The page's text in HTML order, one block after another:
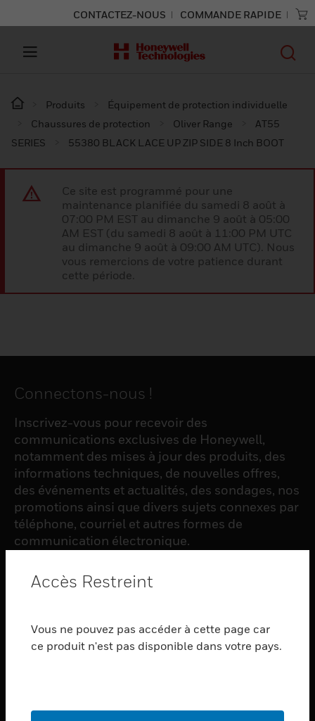
CONTACTEZ-NOUS COMMANDE RAPIDE
Produits
Équipement de protection individuelle
Chaussures de protection
Oliver Range
AT55
SERIES
55380 BLACK LACE UP ZIP SIDE 8 Inch BOOT
Ce site est programmé pour une
maintenance planifiée du samedi 8 août à
07:00 PM EST au dimanche 9 août à 05:00
AM EST (du samedi 8 août à 11:00 PM UTC
au dimanche 9 août à 09:00 AM UTC). Nous
vous remercions de votre patience durant
cette période.
Connectons-nous !
Inscrivez-vous pour recevoir des
communications exclusives de Honeywell,
notamment des mises à jour des produits, des
informations techniques, de nouvelles offres,
des événements et actualités, des sondages, nos
promotions ainsi que divers sujets connexes par
téléphone, courriel et autres formes de
communication électronique.
S'INSCRIRE
PRODUCTS
toggle view
Accès Restreint
Vous ne pouvez pas accéder à cette page car
ce produit n'est pas disponible dans votre pays.